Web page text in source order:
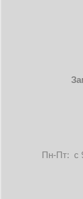
Пн-Пт: с